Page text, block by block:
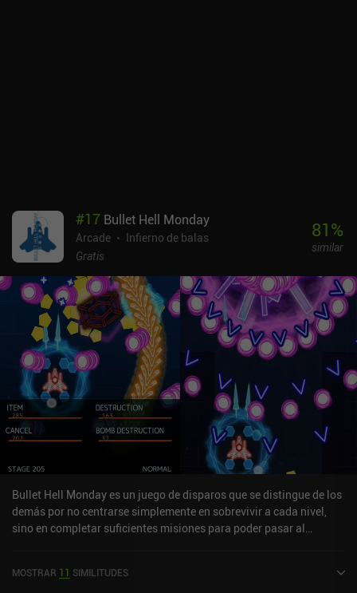
#17 Bullet Hell Monday
Arcade
Infierno de balas
Gratis
81%
similar
Bullet Hell Monday es un juego de disparos que se distingue de los
demás por no centrarse simplemente en sobrevivir a cada nivel,
sino en completar suficientes misiones para poder pasar al
sino también haciendo explotar las balas enemigas con bombas.
MOSTRAR 11 SIMILITUDES